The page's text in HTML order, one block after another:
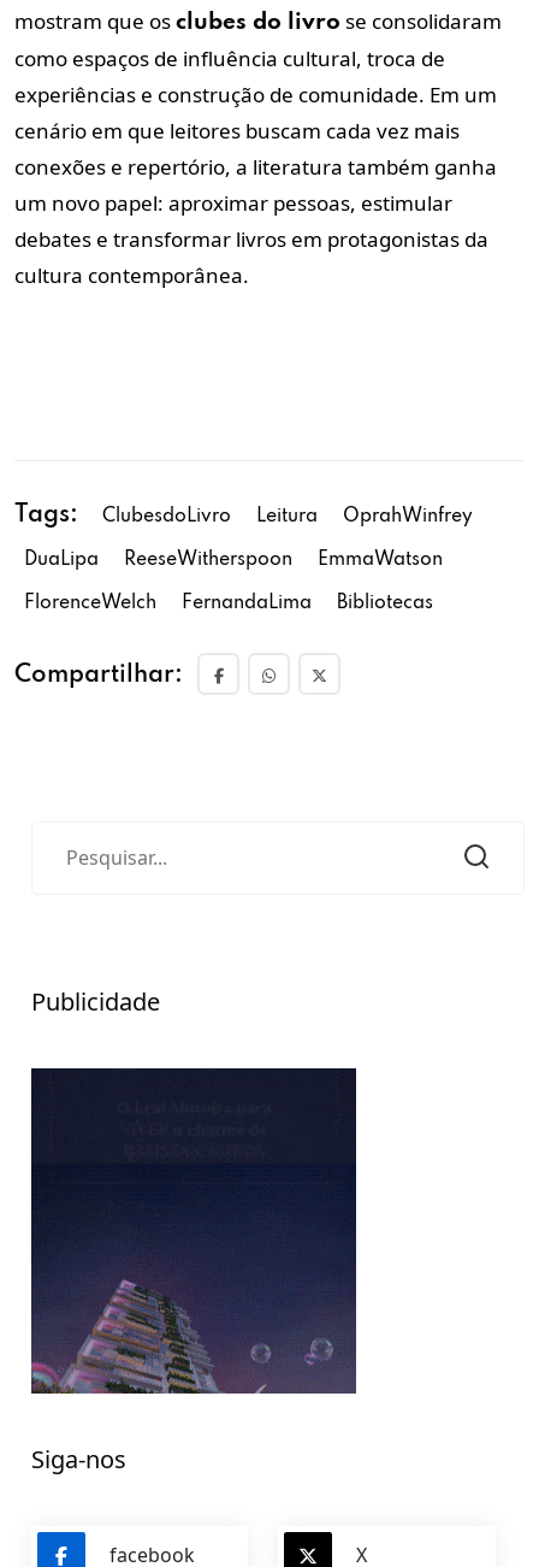
mostram que os clubes do livro se consolidaram
como espaços de influência cultural, troca de
experiências e construção de comunidade. Em um
cenário em que leitores buscam cada vez mais
conexões e repertório, a literatura também ganha
um novo papel: aproximar pessoas, estimular
debates e transformar livros em protagonistas da
cultura contemporânea.
Tags: ClubesdoLivro Leitura OprahWinfrey
DuaLipa ReeseWitherspoon EmmaWatson
FlorenceWelch FernandaLima Bibliotecas
Compartilhar:
Publicidade
Siga-nos
facebook X